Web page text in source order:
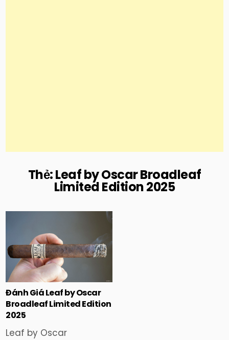
Thẻ:Leaf by Oscar Broadleaf
Limited Edition 2025
Posted
in
Đánh Giá Leaf by Oscar
Broadleaf Limited Edition
2025
Leaf by Oscar